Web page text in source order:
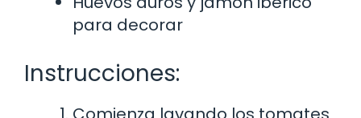
para decorar
Instrucciones: